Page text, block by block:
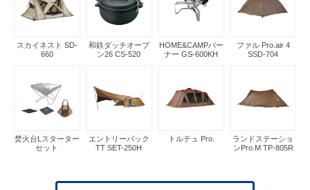
スカイネスト SD-
660
和鉄ダッチオーブ
ン26 CS-520
HOME&CAMPバー
ナー GS-600KH
ファル Pro.air 4
SSD-704
焚火台Lスターター
セット
エントリーパック
TT SET-250H
トルテュ Pro.
ランドステーショ
ンPro.M TP-805R